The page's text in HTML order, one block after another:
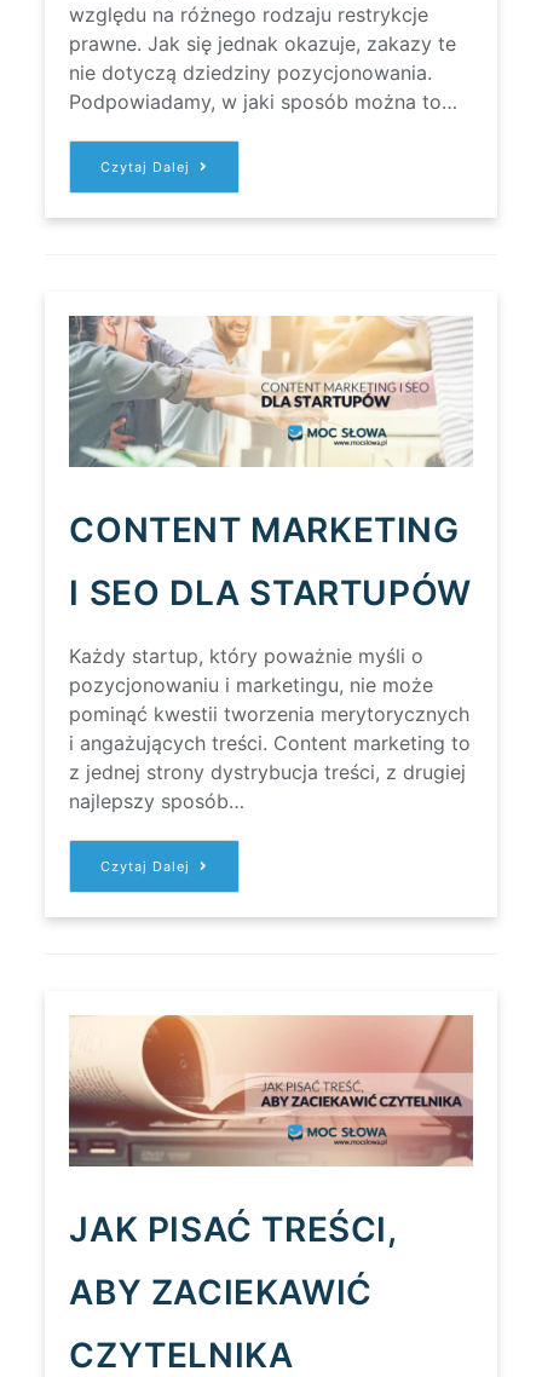
względu na różnego rodzaju restrykcje
prawne. Jak się jednak okazuje, zakazy te
nie dotyczą dziedziny pozycjonowania.
Podpowiadamy, w jaki sposób można to…
Czytaj Dalej
POZYCJONOWANIE
I
CONTENT
CONTENT MARKETING
I SEO DLA STARTUPÓW
Każdy startup, który poważnie myśli o
pozycjonowaniu i marketingu, nie może
pominąć kwestii tworzenia merytorycznych
i angażujących treści. Content marketing to
z jednej strony dystrybucja treści, z drugiej
najlepszy sposób…
Czytaj Dalej
CONTENT
I
SEO
JAK PISAĆ TREŚCI,
ABY ZACIEKAWIĆ
CZYTELNIKA